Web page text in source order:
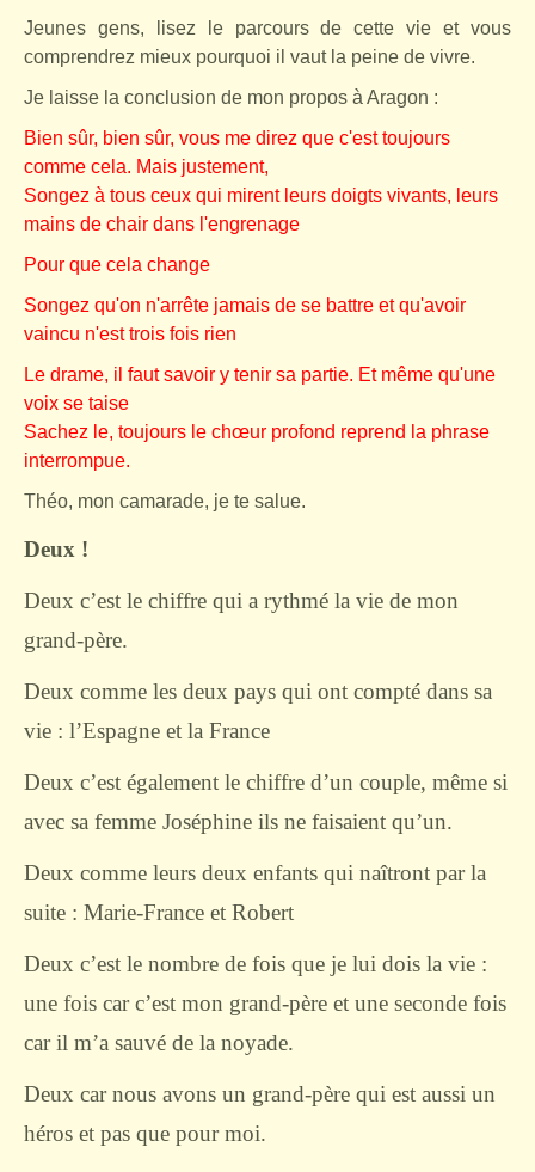
Jeunes gens, lisez le parcours de cette vie et vous
comprendrez mieux pourquoi il vaut la peine de vivre.
Je laisse la conclusion de mon propos à Aragon :
Bien sûr, bien sûr, vous me direz que c'est toujours
comme cela. Mais justement,
Songez à tous ceux qui mirent leurs doigts vivants, leurs
mains de chair dans l'engrenage
Pour que cela change
Songez qu'on n'arrête jamais de se battre et qu'avoir
vaincu n'est trois fois rien
Le drame, il faut savoir y tenir sa partie. Et même qu'une
voix se taise
Sachez le, toujours le chœur profond reprend la phrase
interrompue.
Théo, mon camarade, je te salue.
Deux !
Deux c’est le chiffre qui a rythmé la vie de mon
grand-père.
Deux comme les deux pays qui ont compté dans sa
vie : l’Espagne et la France
Deux c’est également le chiffre d’un couple, même si
avec sa femme Joséphine ils ne faisaient qu’un.
Deux comme leurs deux enfants qui naîtront par la
suite : Marie-France et Robert
Deux c’est le nombre de fois que je lui dois la vie :
une fois car c’est mon grand-père et une seconde fois
car il m’a sauvé de la noyade.
Deux car nous avons un grand-père qui est aussi un
héros et pas que pour moi.